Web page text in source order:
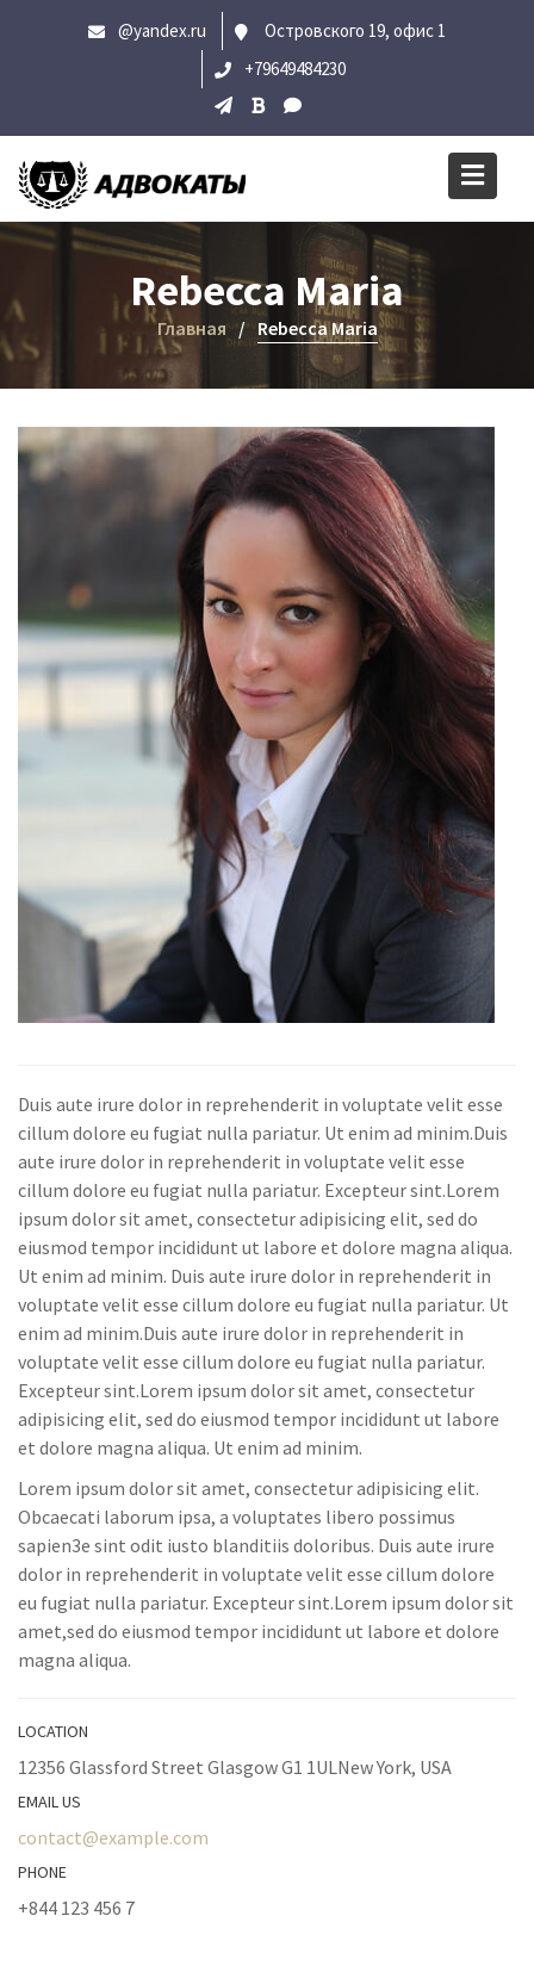
@yandex.ru
Островского 19, офис 1
+79649484230
Rebecca Maria
Главная Rebecca Maria
Duis aute irure dolor in reprehenderit in voluptate velit esse
cillum dolore eu fugiat nulla pariatur. Ut enim ad minim.Duis
aute irure dolor in reprehenderit in voluptate velit esse
cillum dolore eu fugiat nulla pariatur. Excepteur sint.Lorem
ipsum dolor sit amet, consectetur adipisicing elit, sed do
eiusmod tempor incididunt ut labore et dolore magna aliqua.
Ut enim ad minim. Duis aute irure dolor in reprehenderit in
voluptate velit esse cillum dolore eu fugiat nulla pariatur. Ut
enim ad minim.Duis aute irure dolor in reprehenderit in
voluptate velit esse cillum dolore eu fugiat nulla pariatur.
Excepteur sint.Lorem ipsum dolor sit amet, consectetur
adipisicing elit, sed do eiusmod tempor incididunt ut labore
et dolore magna aliqua. Ut enim ad minim.
Lorem ipsum dolor sit amet, consectetur adipisicing elit.
Obcaecati laborum ipsa, a voluptates libero possimus
sapien3e sint odit iusto blanditiis doloribus. Duis aute irure
dolor in reprehenderit in voluptate velit esse cillum dolore
eu fugiat nulla pariatur. Excepteur sint.Lorem ipsum dolor sit
amet,sed do eiusmod tempor incididunt ut labore et dolore
magna aliqua.
LOCATION
12356 Glassford Street Glasgow G1 1ULNew York, USA
EMAIL US
contact@example.com
PHONE
+844 123 456 7